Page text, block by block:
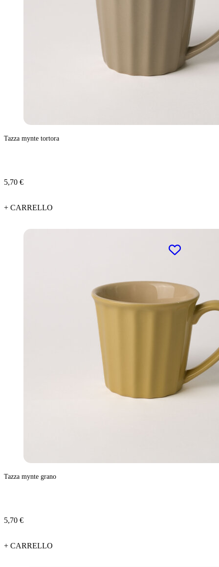
Tazza mynte tortora
5,70 €
+ CARRELLO
Tazza mynte grano
5,70 €
+ CARRELLO